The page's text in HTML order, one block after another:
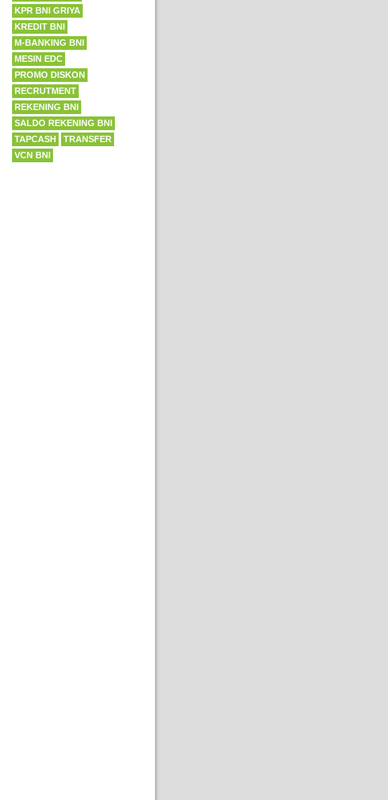
KPR BNI GRIYA
KREDIT BNI
M-BANKING BNI
MESIN EDC
PROMO DISKON
RECRUTMENT
REKENING BNI
SALDO REKENING BNI
TAPCASH
TRANSFER
VCN BNI